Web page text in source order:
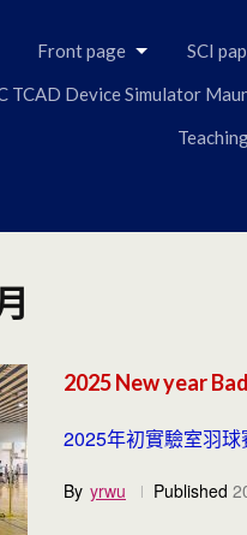
content
Front page SCI
TCAD Device Simulator
2025 New year
2025年初實驗室羽
By yrwu Published